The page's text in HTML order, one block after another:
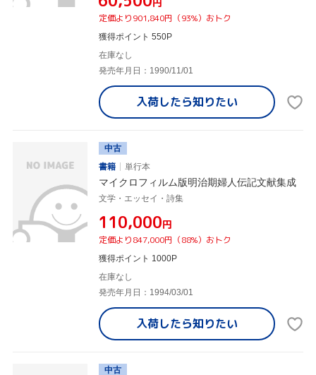
定価より901,840円（93%）おトク
獲得ポイント 550P
在庫なし
発売年月日：1990/11/01
入荷したら知りたい
中古
書籍
単行本
マイクロフィルム版明治期婦人伝記文献集成
文学・エッセイ・詩集
¥110,000円
定価より847,000円（88%）おトク
獲得ポイント 1000P
在庫なし
発売年月日：1994/03/01
入荷したら知りたい
中古